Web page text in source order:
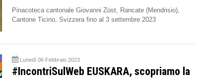
Pinacoteca cantonale Giovanni Züst, Rancate (Mendrisio),
Cantone Ticino, Svizzera fino al 3 settembre 2023
Lunedì 06 Febbraio 2023
#IncontriSulWeb EUSKARA, scopriamo la